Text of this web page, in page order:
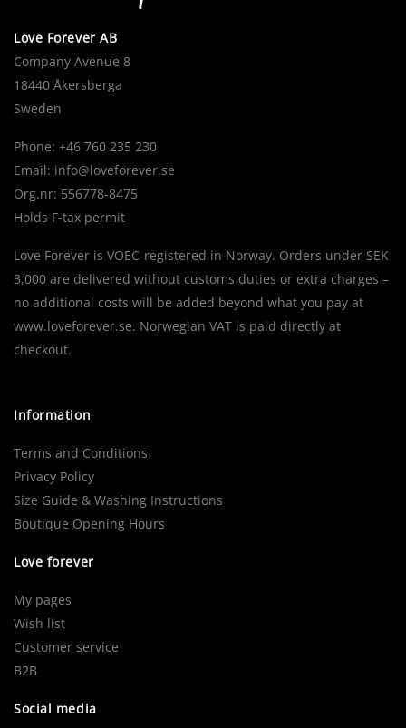
Love Forever AB
Company Avenue 8
18440 Åkersberga
Sweden
Phone: +46 760 235 230
Email: info@loveforever.se
Org.nr: 556778-8475
Holds F-tax permit
Love Forever is VOEC-registered in Norway. Orders under SEK
3,000 are delivered without customs duties or extra charges –
no additional costs will be added beyond what you pay at
www.loveforever.se. Norwegian VAT is paid directly at
checkout.
Information
Terms and Conditions
Privacy Policy
Size Guide & Washing Instructions
Boutique Opening Hours
Love forever
My pages
Wish list
Customer service
B2B
Social media